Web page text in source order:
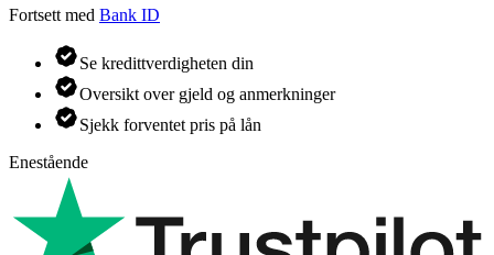
Fortsett med Bank ID
Se kredittverdigheten din
Oversikt over gjeld og anmerkninger
Sjekk forventet pris på lån
Enestående